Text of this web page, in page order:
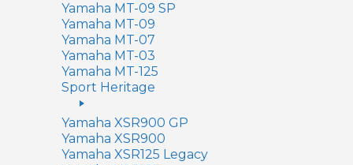
Yamaha MT-09 SP
Yamaha MT-09
Yamaha MT-07
Yamaha MT-03
Yamaha MT-125
Sport Heritage
Yamaha XSR900 GP
Yamaha XSR900
Yamaha XSR125 Legacy